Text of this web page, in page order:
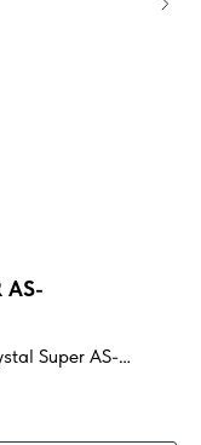
AS-
Super AS-
монтаж и